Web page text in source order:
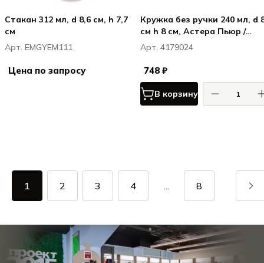
Стакан 312 мл, d 8,6 см, h 7,7
см
Арт. EMGYEM111
Цена по запросу
Кружка без ручки 240 мл, d
см h 8 см, Астера Пьюр /
Astera Pure
Арт. 4179024
748 ₽
В корзину
1 2 3 4 ... 8